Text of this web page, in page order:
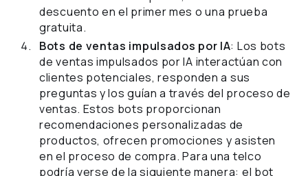
descuento en el primer mes o una prueba
gratuita.
Bots de ventas impulsados por IA: Los bots
de ventas impulsados por IA interactúan con
clientes potenciales, responden a sus
preguntas y los guían a través del proceso de
ventas. Estos bots proporcionan
recomendaciones personalizadas de
productos, ofrecen promociones y asisten
en el proceso de compra. Para una telco
podría verse de la siguiente manera: el bot